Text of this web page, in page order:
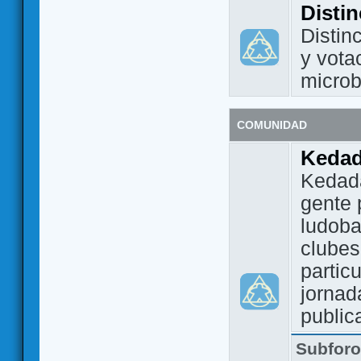
y
COMUNIDAD
gente